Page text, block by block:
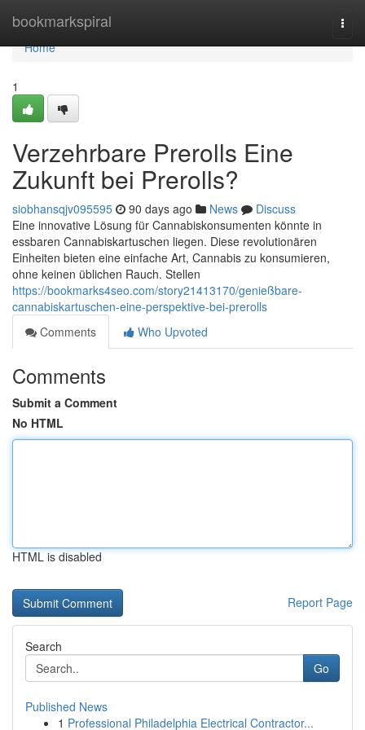
bookmarkspiral
Home
Home
1
Verzehrbare Prerolls Eine
Zukunft bei Prerolls?
siobhansqjv095595 90 days ago News
Discuss
Eine innovative Lösung für Cannabiskonsumenten könnte in
essbaren Cannabiskartuschen liegen. Diese revolutionären
Einheiten bieten eine einfache Art, Cannabis zu konsumieren,
ohne keinen üblichen Rauch. Stellen
https://bookmarks4seo.com/story21413170/genießbare-
cannabiskartuschen-eine-perspektive-bei-prerolls
Comments
Who Upvoted
Comments
Submit a Comment
No HTML
HTML is disabled
Report Page
Search
Go
Published News
1 Professional Philadelphia Electrical Contractor...